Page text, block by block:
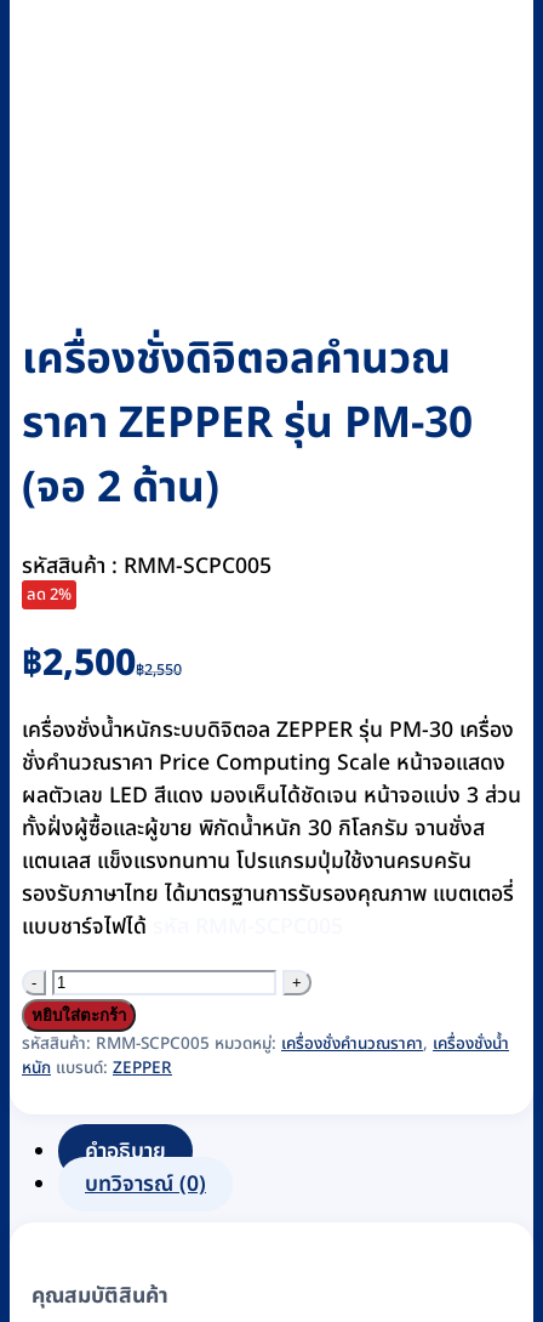
เครื่องชั่งดิจิตอลคำนวณ
ราคา ZEPPER รุ่น PM-30
(จอ 2 ด้าน)
รหัสสินค้า : RMM-SCPC005
ลด 2%
฿2,550
Original
price
was:
฿2,550.
฿2,500
Current
price
is:
฿2,500.
เครื่องชั่งน้ำหนักระบบดิจิตอล ZEPPER รุ่น PM-30 เครื่อง
ชั่งคำนวณราคา Price Computing Scale หน้าจอแสดง
ผลตัวเลข LED สีแดง มองเห็นได้ชัดเจน หน้าจอแบ่ง 3 ส่วน
ทั้งฝั่งผู้ซื้อและผู้ขาย พิกัดน้ำหนัก 30 กิโลกรัม จานชั่งส
แตนเลส แข็งแรงทนทาน โปรแกรมปุ่มใช้งานครบครัน
รองรับภาษาไทย ได้มาตรฐานการรับรองคุณภาพ แบตเตอรี่
แบบชาร์จไฟได้
จำนวน
เครื่อง
ชั่ง
ดิจิตอล
ราคา
ZEPPER
(จอ
หยิบใส่ตะกร้า
รหัสสินค้า: RMM-SCPC005 หมวดหมู่: เครื่องชั่งคำนวณราคา, เครื่องชั่งน้ำ
หนัก แบรนด์: ZEPPER
คำอธิบาย
บทวิจารณ์ (0)
คุณสมบัติสินค้า